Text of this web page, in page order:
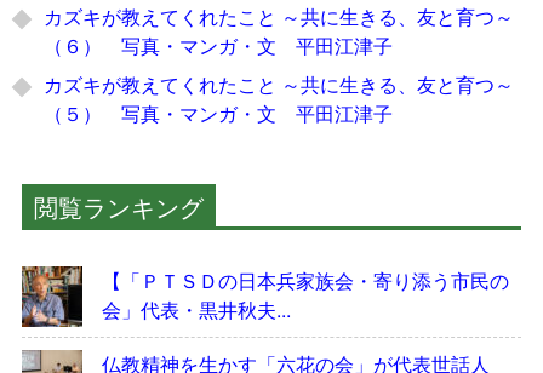
カズキが教えてくれたこと ～共に生きる、友と育つ～
（６） 写真・マンガ・文 平田江津子
カズキが教えてくれたこと ～共に生きる、友と育つ～
（５） 写真・マンガ・文 平田江津子
閲覧ランキング
【「ＰＴＳＤの日本兵家族会・寄り添う市民の
会」代表・黒井秋夫...
仏教精神を生かす「六花の会」が代表世話人